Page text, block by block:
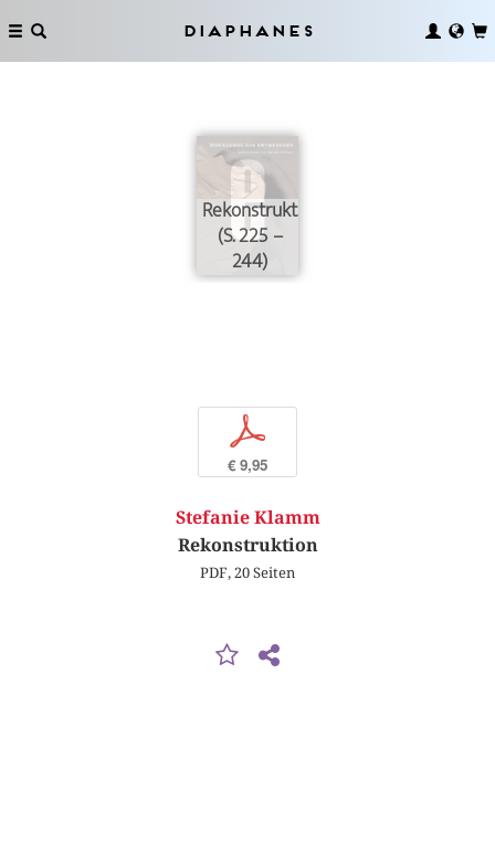
Diaphanes
Rekonstruktion
(S. 225 –
244)
p
€ 9,95
Stefanie Klamm
Rekonstruktion
PDF, 20 Seiten